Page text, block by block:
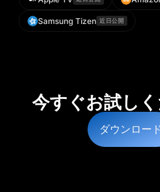
Samsung Tizen 近日公開
今すぐお試しく
ダウンロー